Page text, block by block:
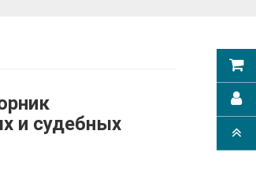
и судебных